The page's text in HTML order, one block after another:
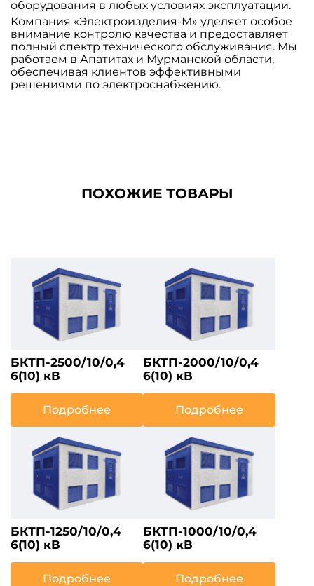
оборудования в любых условиях эксплуатации.
Компания «Электроизделия-М» уделяет особое
внимание контролю качества и предоставляет
полный спектр технического обслуживания. Мы
работаем в Апатитах и Мурманской области,
обеспечивая клиентов эффективными
решениями по электроснабжению.
ПОХОЖИЕ ТОВАРЫ
БКТП-2500/10/0,4
6(10) кВ
Подробнее
БКТП-2000/10/0,4
6(10) кВ
Подробнее
БКТП-1250/10/0,4
6(10) кВ
Подробнее
БКТП-1000/10/0,4
6(10) кВ
Подробнее